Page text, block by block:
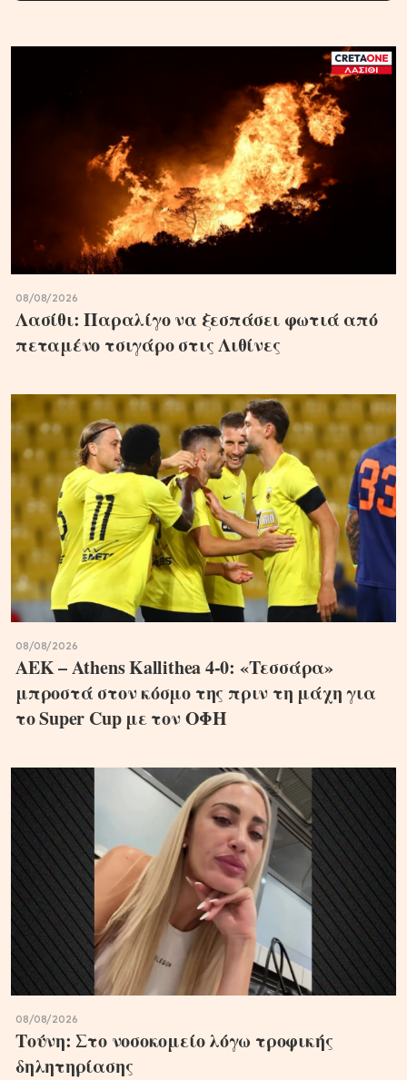
08/08/2026
Λασίθι: Παραλίγο να ξεσπάσει φωτιά από
πεταμένο τσιγάρο στις Λιθίνες
08/08/2026
ΑΕΚ – Athens Kallithea 4-0: «Τεσσάρα»
μπροστά στον κόσμο της πριν τη μάχη για
το Super Cup με τον ΟΦΗ
08/08/2026
Τούνη: Στο νοσοκομείο λόγω τροφικής
δηλητηρίασης